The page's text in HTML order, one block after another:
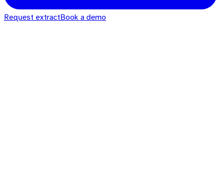
Request extractBook a demo